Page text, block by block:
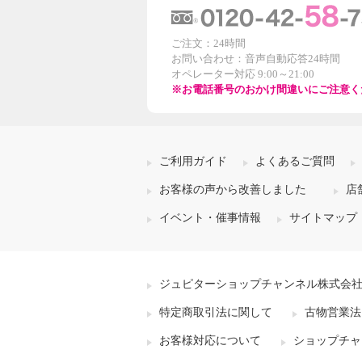
ご注文：24時間
お問い合わせ：音声自動応答24時間
オペレーター対応 9:00～21:00
※お電話番号のおかけ間違いにご注意く
ご利用ガイド よくあるご質問
お客様の声から改善しました 店
イベント・催事情報 サイトマップ
ジュピターショップチャンネル株式会
特定商取引法に関して 古物営業
お客様対応について ショップチ